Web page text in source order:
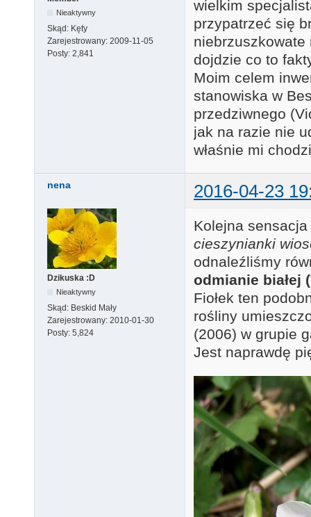
Nieaktywny
Skąd: Kęty
Zarejestrowany: 2009-11-05
Posty: 2,841
wielkim
przypatrzeć się
niebrzuszkowate
dojdzie co to
Moim celem
stanowiska w
przedziwnego
jak na razie nie
właśnie mi
nena 2016-04-23
Dzikuska :D
Nieaktywny
Skąd: Beskid Mały
Zarejestrowany: 2010-01-30
Posty: 5,824
Kolejna
cieszynianki
odnaleźliśmy
odmianie białej
Fiołek ten
rośliny
(2006) w grupie
Jest naprawdę